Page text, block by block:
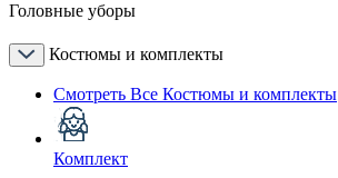
Головные уборы
Костюмы и комплекты
Смотреть Все Костюмы и комплекты
Комплект